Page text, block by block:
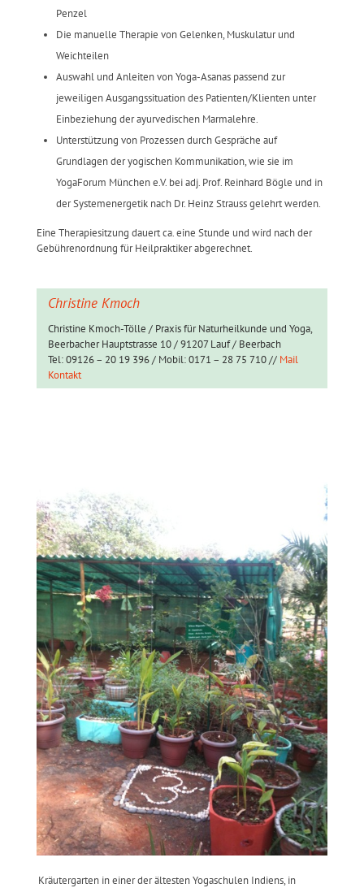
Penzel
Die manuelle Therapie von Gelenken, Muskulatur und
Weichteilen
Auswahl und Anleiten von Yoga-Asanas passend zur
jeweiligen Ausgangssituation des Patienten/Klienten unter
Einbeziehung der ayurvedischen Marmalehre.
Unterstützung von Prozessen durch Gespräche auf
Grundlagen der yogischen Kommunikation, wie sie im
YogaForum München e.V. bei adj. Prof. Reinhard Bögle und in
der Systemenergetik nach Dr. Heinz Strauss gelehrt werden.
Eine Therapiesitzung dauert ca. eine Stunde und wird nach der
Gebührenordnung für Heilpraktiker abgerechnet.
Christine Kmoch
Christine Kmoch-Tölle / Praxis für Naturheilkunde und Yoga,
Beerbacher Hauptstrasse 10 / 91207 Lauf / Beerbach
Tel: 09126 – 20 19 396 / Mobil: 0171 – 28 75 710 // Mail
Kontakt
Kräutergarten in einer der ältesten Yogaschulen Indiens, in